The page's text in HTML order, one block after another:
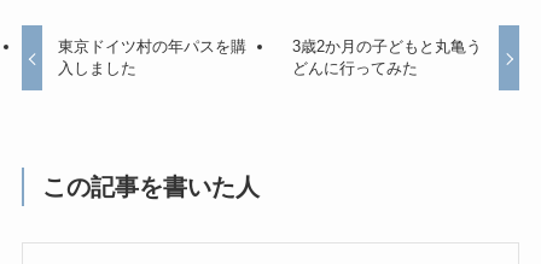
東京ドイツ村の年パスを購
入しました
3歳2か月の子どもと丸亀う
どんに行ってみた
この記事を書いた人